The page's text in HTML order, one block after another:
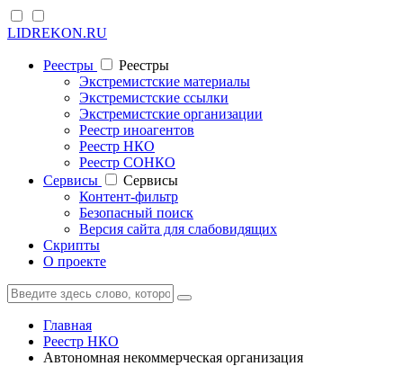
LIDREKON.RU
Реестры
Реестры
Экстремистские материалы
Экстремистские ссылки
Экстремистские организации
Реестр иноагентов
Реестр НКО
Реестр СОНКО
Cервисы
Cервисы
Контент-фильтр
Безопасный поиск
Версия сайта для слабовидящих
Скрипты
О проекте
Главная
Реестр НКО
Автономная некоммерческая организация